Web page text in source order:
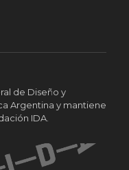
de Diseño y
Argentina y mantiene
IDA.